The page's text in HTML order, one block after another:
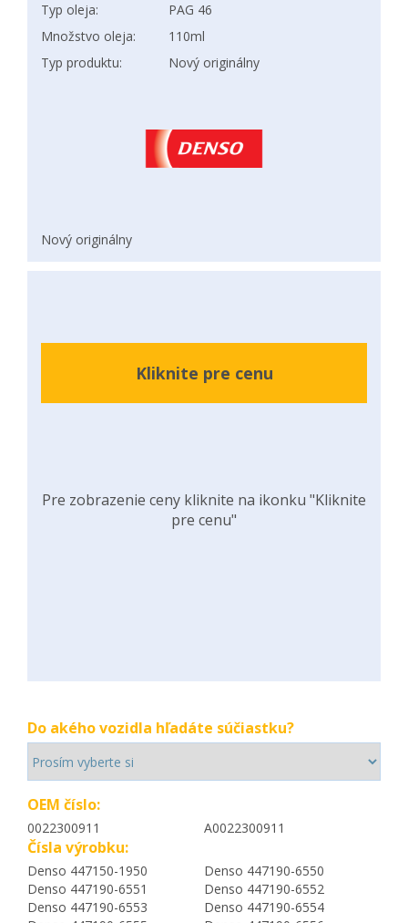
Typ oleja:
PAG 46
Množstvo oleja:
110ml
Typ produktu:
Nový originálny
Nový originálny
Kliknite pre cenu
Pre zobrazenie ceny kliknite na ikonku "Kliknite
pre cenu"
Do akého vozidla hľadáte súčiastku?
OEM číslo:
0022300911 A0022300911
Čísla výrobku:
Denso 447150-1950
Denso 447190-6550
Denso 447190-6551
Denso 447190-6552
Denso 447190-6553
Denso 447190-6554